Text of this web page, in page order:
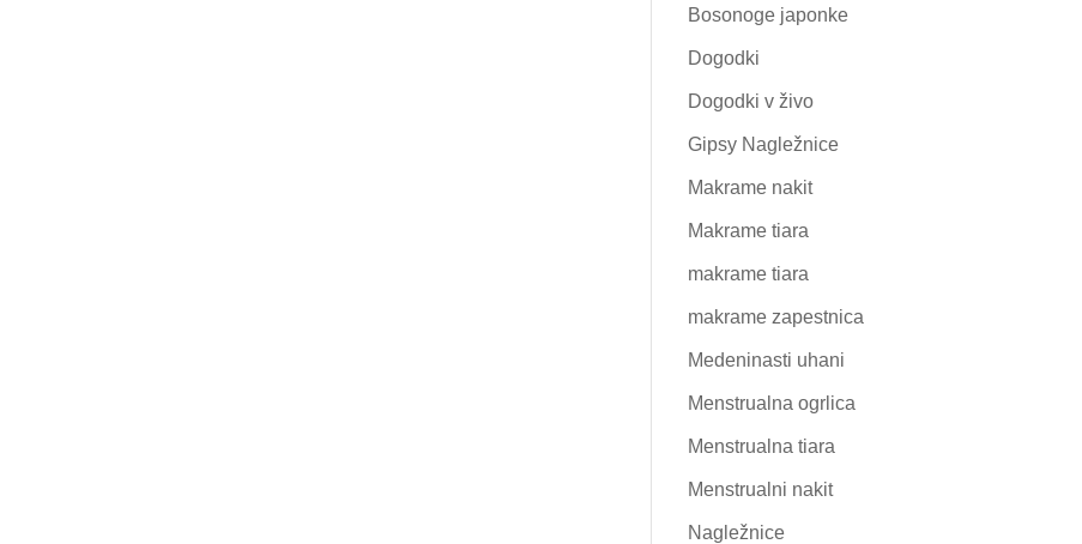
Bosonoge japonke
Dogodki
Dogodki v živo
Gipsy Nagležnice
Makrame nakit
Makrame tiara
makrame tiara
makrame zapestnica
Medeninasti uhani
Menstrualna ogrlica
Menstrualna tiara
Menstrualni nakit
Nagležnice